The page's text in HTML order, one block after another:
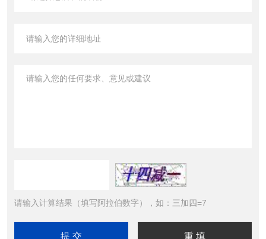
请输入计算结果（填写阿拉伯数字），如：三加四=7